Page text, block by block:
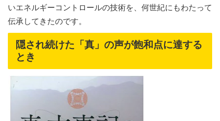
いエネルギーコントロールの技術を、何世紀にもわたって
伝承してきたのです。
隠され続けた「真」の声が飽和点に達する
とき